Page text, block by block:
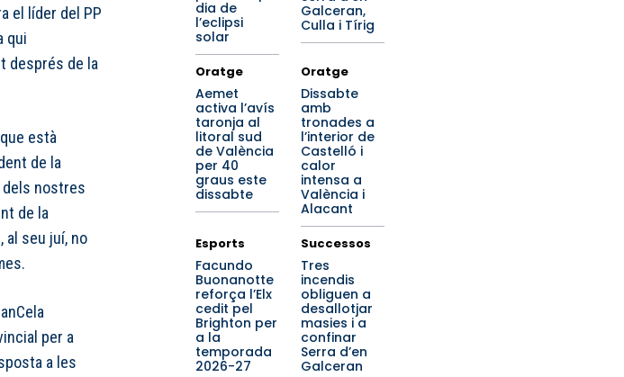
el líder del PP
qui
després de la
està
de la
dels nostres
de la
al seu juí, no
per a
a les
dia de
l’eclipsi
solar
Galceran,
Culla i Tírig
Oratge
Aemet
activa l’avís
taronja al
litoral sud
de València
per 40
graus este
dissabte
Oratge
Dissabte
amb
tronades a
l’interior de
Castelló i
calor
intensa a
València i
Alacant
Esports
Facundo
Buonanotte
reforça l’Elx
cedit pel
Brighton per
a la
temporada
2026-27
Successos
Tres
incendis
obliguen a
desallotjar
masies i a
confinar
Serra d’en
Galceran